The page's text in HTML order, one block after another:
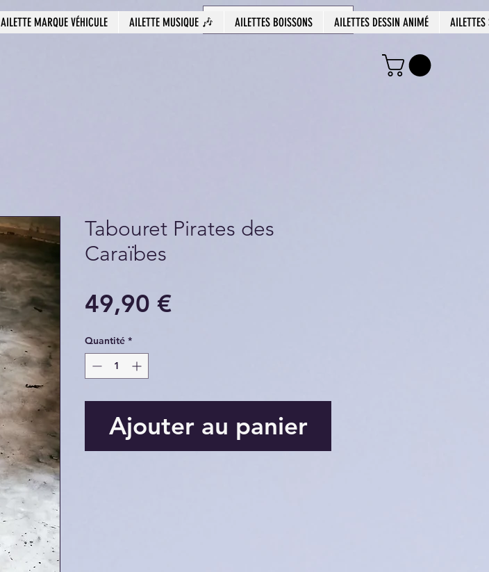
AILETTE MARQUE VÉHICULE AILETTE MUSIQUE 🎶 AILETTES BOISSONS AILETTES DESSIN ANIMÉ AILETTES
Tabouret Pirates des
Caraïbes
49,90 €Prix
Quantité *
Ajouter au panier